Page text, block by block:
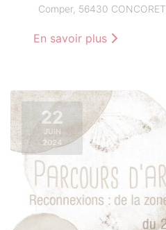
Comper, 56430 CONCORET
En savoir plus
22
JUIN
2024